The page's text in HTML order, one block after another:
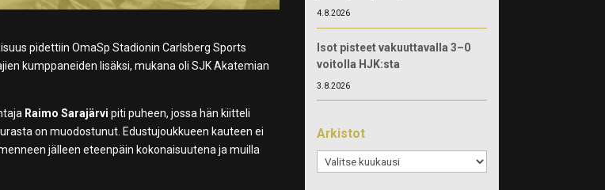
pidettiin OmaSp Stadionin Carlsberg Sports
kumppaneiden lisäksi, mukana oli SJK Akatemian
Raimo Sarajärvi piti puheen, jossa hän kiitteli
on muodostunut. Edustujoukkueen kauteen ei
jälleen eteenpäin kokonaisuutena ja muilla
4.8.2026
Isot pisteet vakuuttavalla 3–0
voitolla HJK:sta
3.8.2026
Arkistot
Arkistot